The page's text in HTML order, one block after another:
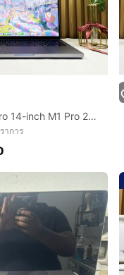
MacBook Pro 14-inch M1 Pro 2021 Ram32GB SSD1TB Space Gray
าการ